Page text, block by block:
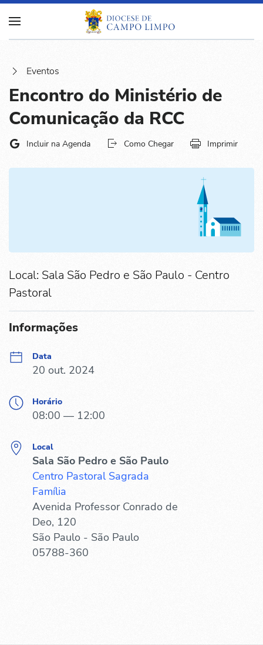
Eventos
Encontro do Ministério de
Comunicação da RCC
Incluir na Agenda Como Chegar Imprimir
Local: Sala São Pedro e São Paulo - Centro
Pastoral
Informações
Data
20 out. 2024
Horário
08:00 — 12:00
Local
Sala São Pedro e São Paulo
Centro Pastoral Sagrada
Família
Avenida Professor Conrado de
Deo, 120
São Paulo - São Paulo
05788-360